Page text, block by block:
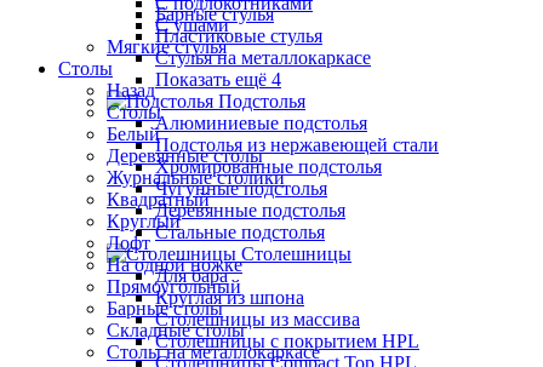
Барные стулья
Пластиковые стулья
Стулья на металлокаркасе
Показать ещё 4
Подстолья
Алюминиевые подстолья
Подстолья из нержавеющей стали
Хромированные подстолья
Чугунные подстолья
Деревянные подстолья
Стальные подстолья
Столешницы
Для бара
Круглая из шпона
Столешницы из массива
Столешницы с покрытием HPL
Столешницы Сompact Top HPL
С ушами
Мягкие стулья
Столы
Назад
Столы
Белый
Деревянные столы
Журнальные столики
Квадратный
Круглый
Лофт
На одной ножке
Прямоугольный
Барные столы
Складные столы
Столы на металлокаркасе